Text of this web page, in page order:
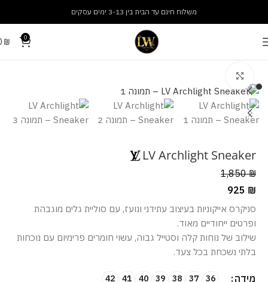
משלוח חינם עד הבית בין 3-13 ימים עסקים
0
₪
LV Archlight Sneaker
1,850₪
925 ₪
סניקרס אייקוניות בעיצוב עתידני ונועז, עם סוליית גלים מוגבהת
ופרטים ייחודיים מאוד.
שילוב של נוחות קלה וסטייל גבוה, עשוי חומרים פרימיום עם נוכחות
בלתי נשכחת בכל צעד.
מידה 36
37
38
39
40
41
42